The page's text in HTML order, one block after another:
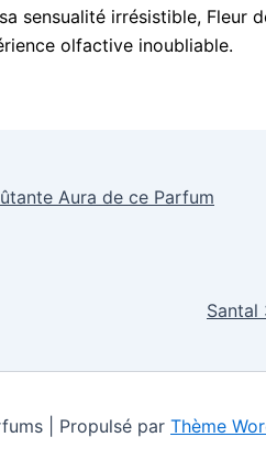
sensualité irrésistible, Fleur
olfactive inoubliable.
Aura de ce Parfum
Santal
| Propulsé par Thème